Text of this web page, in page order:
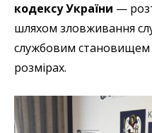
кодексу України —
шляхом зловживання
службовим становищем
розмірах.